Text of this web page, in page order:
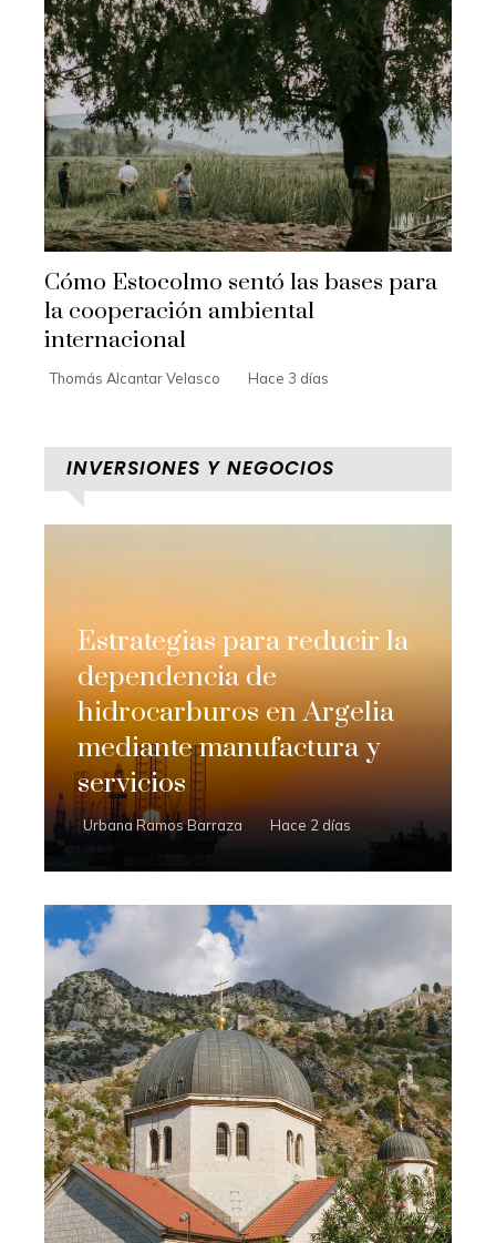
Cómo Estocolmo sentó las bases para
la cooperación ambiental
internacional
Thomás Alcantar Velasco Hace 3 días
INVERSIONES Y NEGOCIOS
Estrategias para reducir la
dependencia de
hidrocarburos en Argelia
mediante manufactura y
servicios
Urbana Ramos Barraza Hace 2 días